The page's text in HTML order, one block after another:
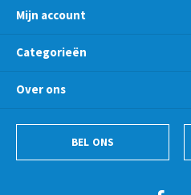
Mijn account
Categorieën
Over ons
BEL ONS